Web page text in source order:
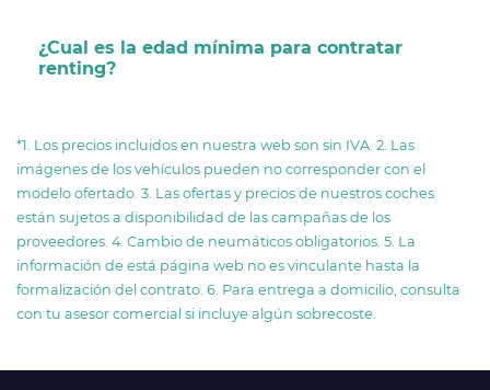
¿Cual es la edad mínima para contratar
renting?
*1. Los precios incluidos en nuestra web son sin IVA. 2. Las
imágenes de los vehículos pueden no corresponder con el
modelo ofertado. 3. Las ofertas y precios de nuestros coches
están sujetos a disponibilidad de las campañas de los
proveedores. 4. Cambio de neumáticos obligatorios. 5. La
información de está página web no es vinculante hasta la
formalización del contrato. 6. Para entrega a domicilio, consulta
con tu asesor comercial si incluye algún sobrecoste.